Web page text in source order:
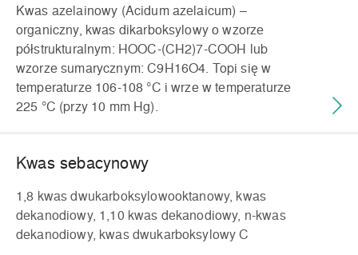
Kwas azelainowy (Acidum azelaicum) –
organiczny, kwas dikarboksylowy o wzorze
półstrukturalnym: HOOC-(CH2)7-COOH lub
wzorze sumarycznym: C9H16O4. Topi się w
temperaturze 106-108 °C i wrze w temperaturze
225 °C (przy 10 mm Hg).
Kwas sebacynowy
1,8 kwas dwukarboksylowooktanowy, kwas
dekanodiowy, 1,10 kwas dekanodiowy, n-kwas
dekanodiowy, kwas dwukarboksylowy C